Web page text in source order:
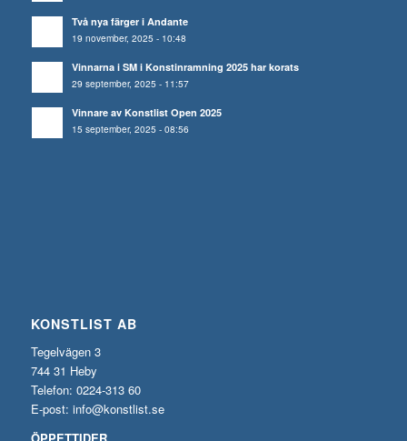
Två nya färger i Andante
19 november, 2025 - 10:48
Vinnarna i SM i Konstinramning 2025 har korats
29 september, 2025 - 11:57
Vinnare av Konstlist Open 2025
15 september, 2025 - 08:56
KONSTLIST AB
Tegelvägen 3
744 31 Heby
Telefon: 0224-313 60
E-post: info@konstlist.se
ÖPPETTIDER